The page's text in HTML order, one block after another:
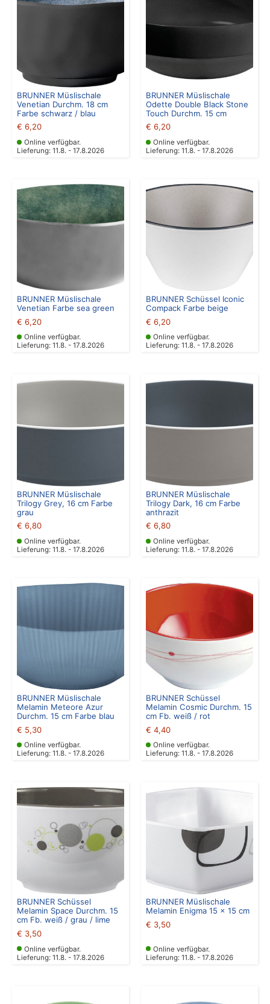
BRUNNER Müslischale
Venetian Durchm. 18 cm
Farbe schwarz / blau
€ 6,20
Online verfügbar.
Lieferung: 11.8. - 17.8.2026
BRUNNER Müslischale
Odette Double Black Stone
Touch Durchm. 15 cm
€ 6,20
Online verfügbar.
Lieferung: 11.8. - 17.8.2026
BRUNNER Müslischale
Venetian Farbe sea green
€ 6,20
Online verfügbar.
Lieferung: 11.8. - 17.8.2026
BRUNNER Schüssel Iconic
Compack Farbe beige
€ 6,20
Online verfügbar.
Lieferung: 11.8. - 17.8.2026
BRUNNER Müslischale
Trilogy Grey, 16 cm Farbe
grau
€ 6,80
Online verfügbar.
Lieferung: 11.8. - 17.8.2026
BRUNNER Müslischale
Trilogy Dark, 16 cm Farbe
anthrazit
€ 6,80
Online verfügbar.
Lieferung: 11.8. - 17.8.2026
BRUNNER Müslischale
Melamin Meteore Azur
Durchm. 15 cm Farbe blau
€ 5,30
Online verfügbar.
Lieferung: 11.8. - 17.8.2026
BRUNNER Schüssel
Melamin Cosmic Durchm. 15
cm Fb. weiß / rot
€ 4,40
Online verfügbar.
Lieferung: 11.8. - 17.8.2026
BRUNNER Schüssel
Melamin Space Durchm. 15
cm Fb. weiß / grau / lime
€ 3,50
Online verfügbar.
Lieferung: 11.8. - 17.8.2026
BRUNNER Müslischale
Melamin Enigma 15 x 15 cm
€ 3,50
Online verfügbar.
Lieferung: 11.8. - 17.8.2026